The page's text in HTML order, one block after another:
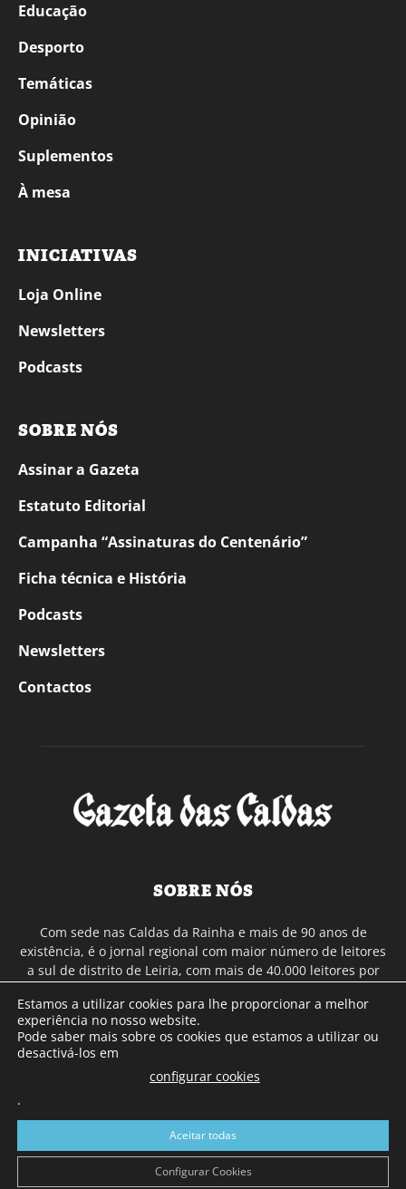
Educação
Desporto
Temáticas
Opinião
Suplementos
À mesa
INICIATIVAS
Loja Online
Newsletters
Podcasts
SOBRE NÓS
Assinar a Gazeta
Estatuto Editorial
Campanha “Assinaturas do Centenário”
Ficha técnica e História
Podcasts
Newsletters
Contactos
SOBRE NÓS
Com sede nas Caldas da Rainha e mais de 90 anos de
existência, é o jornal regional com maior número de leitores
a sul de distrito de Leiria, com mais de 40.000 leitores por
Continental e assinatura online.
SIGA-NOS
© Gazeta das Caldas - 2026
Estamos a utilizar cookies para lhe proporcionar a melhor
experiência no nosso website.
Pode saber mais sobre os cookies que estamos a utilizar ou
desactivá-los em
configurar cookies
.
Aceitar todas
Configurar Cookies